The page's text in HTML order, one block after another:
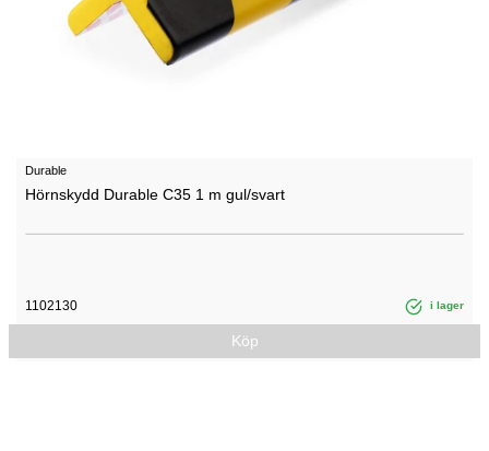
Durable
Hörnskydd Durable C35 1 m gul/svart
1102130 i lager
Köp